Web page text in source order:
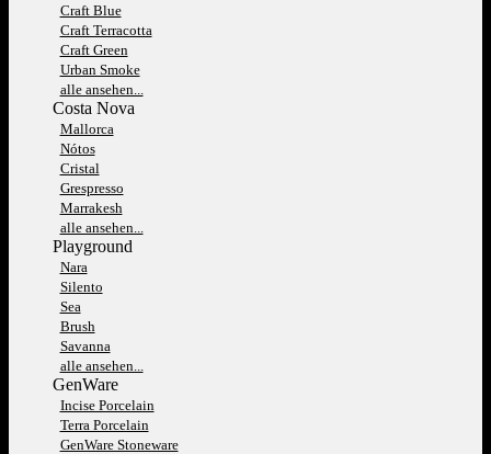
Craft Blue
Craft Terracotta
Craft Green
Urban Smoke
alle ansehen...
Costa Nova
Mallorca
Nótos
Cristal
Grespresso
Marrakesh
alle ansehen...
Playground
Nara
Silento
Sea
Brush
Savanna
alle ansehen...
GenWare
Incise Porcelain
Terra Porcelain
GenWare Stoneware